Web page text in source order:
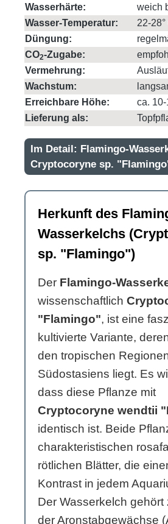
Wasserhärte:
weich
Wasser-Temperatur:
22-28°
Düngung:
CO2-Zugabe:
Vermehrung:
Wachstum:
Erreichbare Höhe:
ca.
Lieferung als:
Im Detail: Flamingo-
Cryptocoryne sp.
Herkunft des
Wasserkelchs
sp. "Flamingo")
Der Flamingo-
wissenschaftlich
"Flamingo", ist eine
kultivierte Variante,
den tropischen
Südostasiens liegt. Es
dass diese Pflanze mit
Cryptocoryne wendtii
identisch ist. Beide
charakteristischen
rötlichen Blätter, die
Kontrast in jedem
Der Wasserkelch gehört
der Aronstabgewächse